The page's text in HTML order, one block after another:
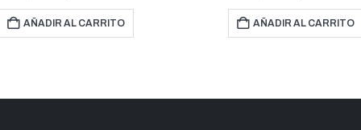
AÑADIR AL CARRITO AÑADIR AL CARRITO